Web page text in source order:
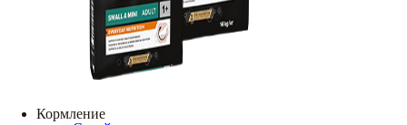
Кормление